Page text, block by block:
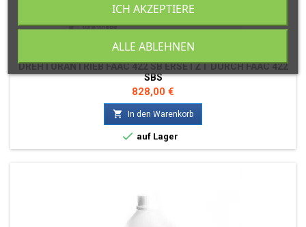
MARKE:FAAC
DREHTORANTRIEB FAAC 422 SB ERSETZT DURCH FAAC 422
SBS
Preis
828,00 €
 In den Warenkorb
 auf Lager
ALLE ABLEHNEN
ICH AKZEPTIERE